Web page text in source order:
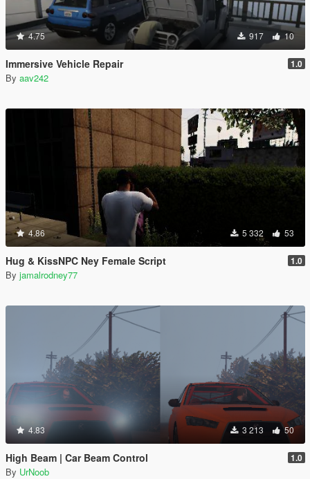
4.75 917 10
Immersive Vehicle Repair 1.0
By aav242
4.86 5 332 53
Hug & KissNPC Ney Female Script 1.0
By jamalrodney77
4.83 3 213 50
High Beam | Car Beam Control 1.0
By UrNoob